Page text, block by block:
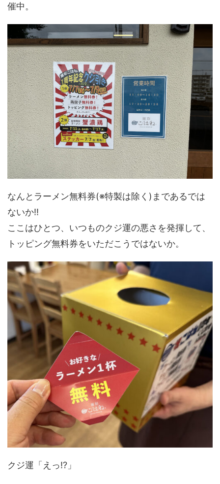
催中。
なんとラーメン無料券(※特製は除く)まであるでは
ないか!!
ここはひとつ、いつものクジ運の悪さを発揮して、
トッピング無料券をいただこうではないか。
クジ運「えっ!?」